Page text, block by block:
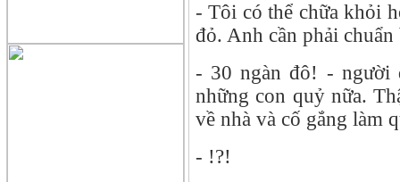
- Tôi có thể chữa khỏi
đỏ. Anh cần phải
- 30 ngàn đô! - người
những con quỷ nữa.
về nhà và cố gắng làm
- !?!